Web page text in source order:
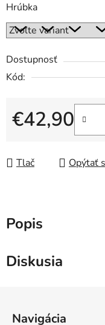
Hrúbka
Dostupnosť
Kód:
€42,90
Jednotková cena:
Tlač Opýtať
Popis
Diskusia
Navigácia